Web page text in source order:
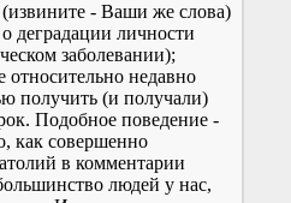
(извините - Ваши же слова)
деградации личности
заболевании);
относительно недавно
получить (и получали)
Подобное поведение -
совершенно
в комментарии
людей у нас,